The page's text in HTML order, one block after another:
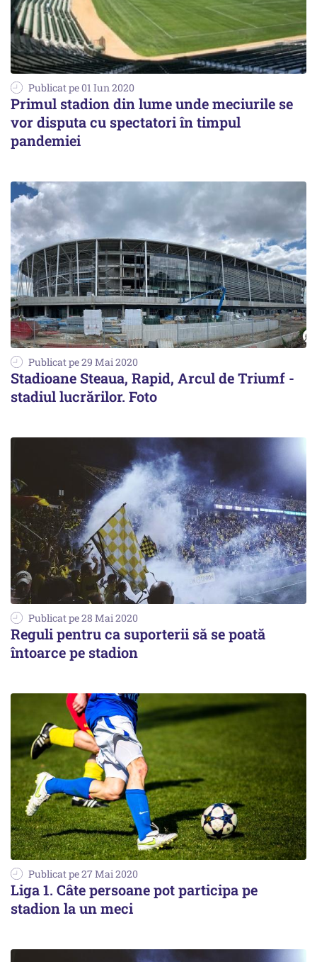
Publicat pe 01 Iun 2020
Primul stadion din lume unde meciurile se
vor disputa cu spectatori în timpul
pandemiei
Publicat pe 29 Mai 2020
Stadioane Steaua, Rapid, Arcul de Triumf -
stadiul lucrărilor. Foto
Publicat pe 28 Mai 2020
Reguli pentru ca suporterii să se poată
întoarce pe stadion
Publicat pe 27 Mai 2020
Liga 1. Câte persoane pot participa pe
stadion la un meci